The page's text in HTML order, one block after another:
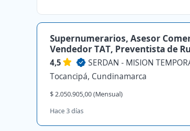
Supernumerarios, Asesor
Vendedor TAT, Preventista de
4,5
SERDAN - MISION
Tocancipá, Cundinamarca
$ 2.050.905,00 (Mensual)
Hace 3 días